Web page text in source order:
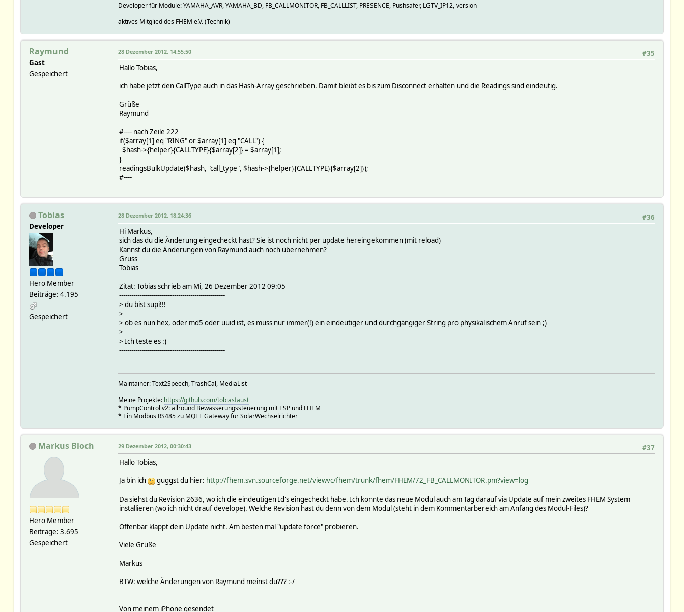
Developer für Module: YAMAHA_AVR, YAMAHA_BD, FB_CALLMONITOR, FB_CALLLIST, PRESENCE, Pushsafer, LGTV_IP12, version
aktives Mitglied des FHEM e.V. (Technik)
Raymund
Gast
Gespeichert
#35
28 Dezember 2012, 14:55:50
Hallo Tobias,
ich habe jetzt den CallType auch in das Hash-Array geschrieben. Damit bleibt es bis zum Disconnect erhalten und die Readings sind eindeutig.
Grüße
Raymund
#---- nach Zeile 222
if($array[1] eq "RING" or $array[1] eq "CALL") {
$hash->{helper}{CALLTYPE}{$array[2]} = $array[1];
}
readingsBulkUpdate($hash, "call_type", $hash->{helper}{CALLTYPE}{$array[2]});
#----
Tobias
Developer
Hero Member
Beiträge: 4.195
Gespeichert
#36
28 Dezember 2012, 18:24:36
Hi Markus,
sich das du die Änderung eingecheckt hast? Sie ist noch nicht per update hereingekommen (mit reload)
Kannst du die Änderungen von Raymund auch noch übernehmen?
Gruss
Tobias
Zitat: Tobias schrieb am Mi, 26 Dezember 2012 09:05
----------------------------------------------------
> du bist supi!!!
>
> ob es nun hex, oder md5 oder uuid ist, es muss nur immer(!) ein eindeutiger und durchgängiger String pro physikalischem Anruf sein ;)
>
> Ich teste es :)
----------------------------------------------------
Maintainer: Text2Speech, TrashCal, MediaList
Meine Projekte: https://github.com/tobiasfaust
* PumpControl v2: allround Bewässerungssteuerung mit ESP und FHEM
* Ein Modbus RS485 zu MQTT Gateway für SolarWechselrichter
Markus Bloch
Hero Member
Beiträge: 3.695
Gespeichert
#37
29 Dezember 2012, 00:30:43
Hallo Tobias,
Ja bin ich
guggst du hier: http://fhem.svn.sourceforge.net/viewvc/fhem/trunk/fhem/FHEM/72_FB_CALLMONITOR.pm?view=log
Da siehst du Revision 2636, wo ich die eindeutigen Id's eingecheckt habe. Ich konnte das neue Modul auch am Tag darauf via Update auf mein zweites FHEM System
installieren (wo ich nicht drauf develope). Welche Revision hast du denn von dem Modul (steht in dem Kommentarbereich am Anfang des Modul-Files)?
Offenbar klappt dein Update nicht. Am besten mal "update force" probieren.
Viele Grüße
Markus
BTW: welche Änderungen von Raymund meinst du??? :-/
Von meinem iPhone gesendet